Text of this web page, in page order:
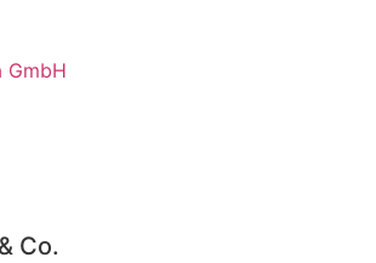
GmbH
Co.